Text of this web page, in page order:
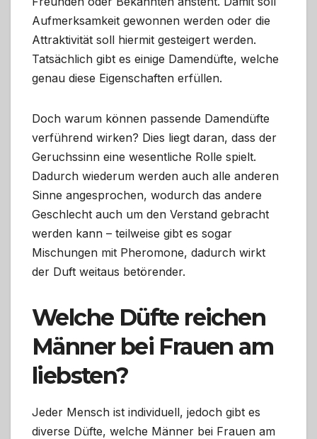
Aufmerksamkeit gewonnen werden oder die
Attraktivität soll hiermit gesteigert werden.
Tatsächlich gibt es einige Damendüfte, welche
genau diese Eigenschaften erfüllen.
Doch warum können passende Damendüfte
verführend wirken? Dies liegt daran, dass der
Geruchssinn eine wesentliche Rolle spielt.
Dadurch wiederum werden auch alle anderen
Sinne angesprochen, wodurch das andere
Geschlecht auch um den Verstand gebracht
werden kann – teilweise gibt es sogar
Mischungen mit Pheromone, dadurch wirkt
der Duft weitaus betörender.
Welche Düfte reichen
Männer bei Frauen am
liebsten?
Jeder Mensch ist individuell, jedoch gibt es
diverse Düfte, welche Männer bei Frauen am